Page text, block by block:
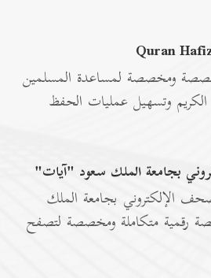
ومخصصة لمساعدة المسلمين
الكريم وتسهيل عمليات الحفظ
بجامعة الملك سعود "آيات"
الإلكتروني بجامعة الملك
رقمية متكاملة ومخصصة لتصفح